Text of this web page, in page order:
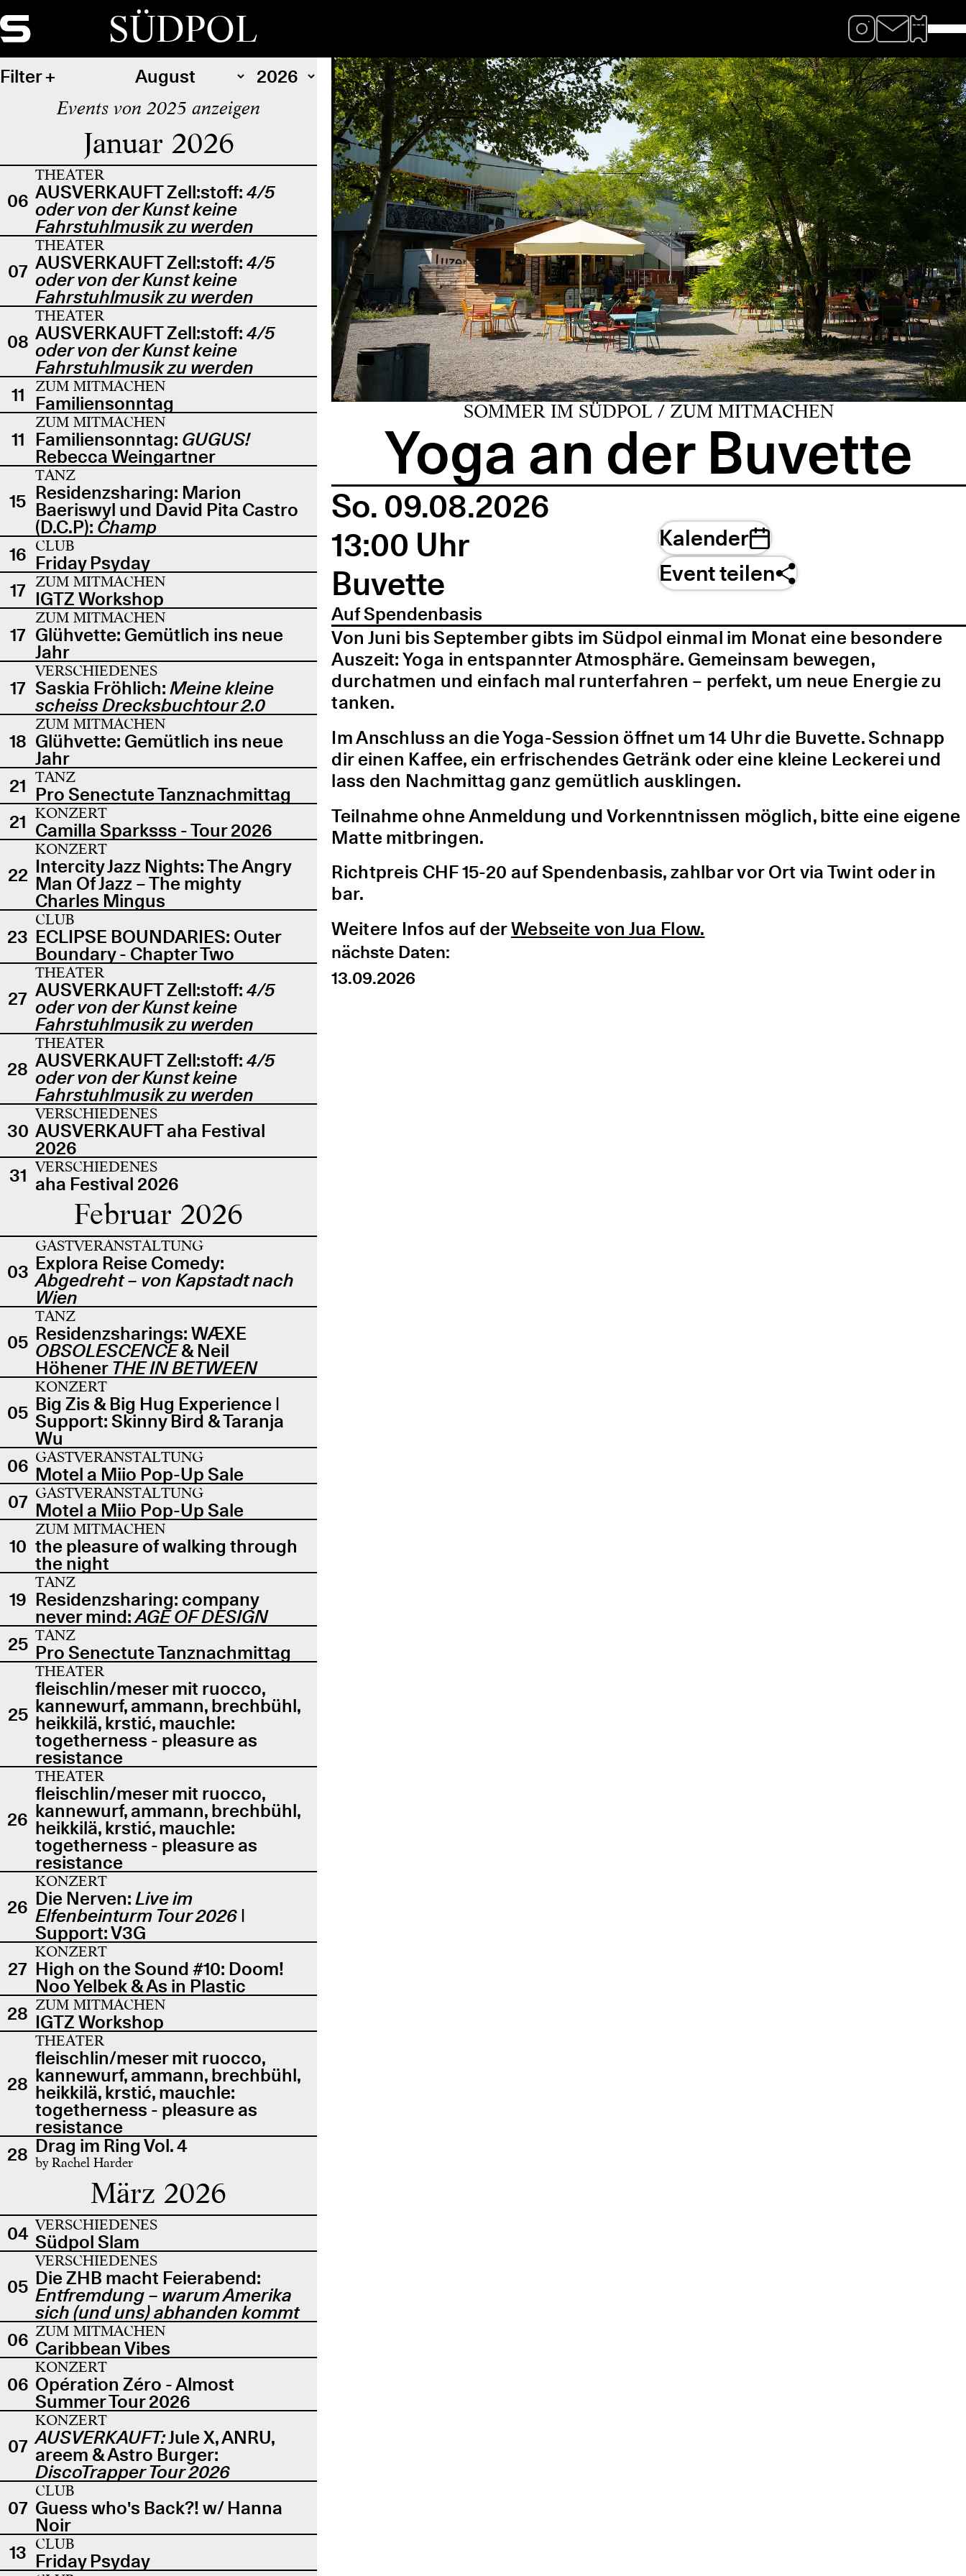
SÜDPOL
Filter
Events von 2025 anzeigen
Januar 2026
06
THEATER
AUSVERKAUFT Zell:stoff: 4/5
oder von der Kunst keine
Fahrstuhlmusik zu werden
07
THEATER
AUSVERKAUFT Zell:stoff: 4/5
oder von der Kunst keine
Fahrstuhlmusik zu werden
08
THEATER
AUSVERKAUFT Zell:stoff: 4/5
oder von der Kunst keine
Fahrstuhlmusik zu werden
11
ZUM MITMACHEN
Familiensonntag
11
ZUM MITMACHEN
Familiensonntag: GUGUS!
Rebecca Weingartner
15
TANZ
Residenzsharing: Marion
Baeriswyl und David Pita Castro
(D.C.P): Champ
16 CLUB
Friday Psyday
17 ZUM MITMACHEN
IGTZ Workshop
17
ZUM MITMACHEN
Glühvette: Gemütlich ins neue
Jahr
17
VERSCHIEDENES
Saskia Fröhlich: Meine kleine
scheiss Drecksbuchtour 2.0
18
ZUM MITMACHEN
Glühvette: Gemütlich ins neue
Jahr
21 TANZ
Pro Senectute Tanznachmittag
21 KONZERT
Camilla Sparksss - Tour 2026
22
KONZERT
Intercity Jazz Nights: The Angry
Man Of Jazz – The mighty
Charles Mingus
23
CLUB
ECLIPSE BOUNDARIES: Outer
Boundary - Chapter Two
27
THEATER
AUSVERKAUFT Zell:stoff: 4/5
oder von der Kunst keine
Fahrstuhlmusik zu werden
28
THEATER
AUSVERKAUFT Zell:stoff: 4/5
oder von der Kunst keine
Fahrstuhlmusik zu werden
30
VERSCHIEDENES
AUSVERKAUFT aha Festival
2026
31 VERSCHIEDENES
aha Festival 2026
Februar 2026
03
GASTVERANSTALTUNG
Explora Reise Comedy:
Abgedreht – von Kapstadt nach
Wien
05
TANZ
Residenzsharings: WÆXE
OBSOLESCENCE& Neil
Höhener THE IN BETWEEN
05
KONZERT
Big Zis & Big Hug Experience |
Support: Skinny Bird & Taranja
Wu
06 GASTVERANSTALTUNG
Motel a Miio Pop-Up Sale
07 GASTVERANSTALTUNG
Motel a Miio Pop-Up Sale
10
ZUM MITMACHEN
the pleasure of walking through
the night
19
TANZ
Residenzsharing: company
never mind:AGE OF DESIGN
25 TANZ
Pro Senectute Tanznachmittag
25
THEATER
fleischlin/meser mit ruocco,
kannewurf, ammann, brechbühl,
heikkilä, krstić, mauchle:
togetherness - pleasure as
resistance
26
THEATER
fleischlin/meser mit ruocco,
kannewurf, ammann, brechbühl,
heikkilä, krstić, mauchle:
togetherness - pleasure as
resistance
26
KONZERT
Die Nerven:Live im
Elfenbeinturm Tour 2026 |
Support: V3G
27
KONZERT
High on the Sound #10: Doom!
Noo Yelbek & As in Plastic
28 ZUM MITMACHEN
IGTZ Workshop
28
THEATER
fleischlin/meser mit ruocco,
kannewurf, ammann, brechbühl,
heikkilä, krstić, mauchle:
togetherness - pleasure as
resistance
28 Drag im Ring Vol. 4
by Rachel Harder
März 2026
04 VERSCHIEDENES
Südpol Slam
05
VERSCHIEDENES
Die ZHB macht Feierabend:
Entfremdung – warum Amerika
sich (und uns) abhanden kommt
06 ZUM MITMACHEN
Caribbean Vibes
06
KONZERT
Opération Zéro - Almost
Summer Tour 2026
07
KONZERT
AUSVERKAUFT:Jule X, ANRU,
areem & Astro Burger:
DiscoTrapper Tour 2026
07
CLUB
Guess who's Back?! w/ Hanna
Noir
13 CLUB
Friday Psyday
SOMMER IM SÜDPOL / ZUM MITMACHEN
Yoga an der Buvette
So. 09.08.2026
13:00 Uhr
Buvette
Auf Spendenbasis
Kalender
Event teilen
Von Juni bis September gibts im Südpol einmal im Monat eine besondere
Auszeit: Yoga in entspannter Atmosphäre. Gemeinsam bewegen,
durchatmen und einfach mal runterfahren – perfekt, um neue Energie zu
tanken.
Im Anschluss an die Yoga-Session öffnet um 14 Uhr die Buvette. Schnapp
dir einen Kaffee, ein erfrischendes Getränk oder eine kleine Leckerei und
lass den Nachmittag ganz gemütlich ausklingen.
Teilnahme ohne Anmeldung und Vorkenntnissen möglich, bitte eine eigene
Matte mitbringen.
Richtpreis CHF 15-20 auf Spendenbasis, zahlbar vor Ort via Twint oder in
bar.
Weitere Infos auf derWebseite von Jua Flow.
nächste Daten:
13.09.2026